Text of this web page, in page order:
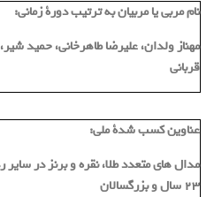
نام مربی یا مربیان به ترتیب دورة زمانی:
مهناز ولدان، عليرضا طاهرخانى، حميد
قربانی
عناوین کسب شدة ملی:
مدال های متعدد طلا، نقره و برنز در سایر
٢٣ سال و بزرگسالان